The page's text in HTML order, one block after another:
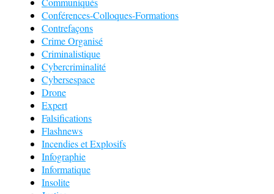
Conférences-Colloques-Formations
Contrefaçons
Crime Organisé
Criminalistique
Cybercriminalité
Cybersespace
Drone
Expert
Falsifications
Flashnews
Incendies et Explosifs
Infographie
Informatique
Insolite